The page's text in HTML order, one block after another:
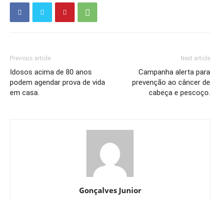
Previous article
Idosos acima de 80 anos
podem agendar prova de vida
em casa.
Next article
Campanha alerta para
prevenção ao câncer de
cabeça e pescoço.
Gonçalves Junior